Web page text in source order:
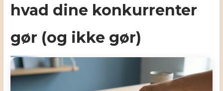
hvad dine konkurrenter
gør (og ikke gør)